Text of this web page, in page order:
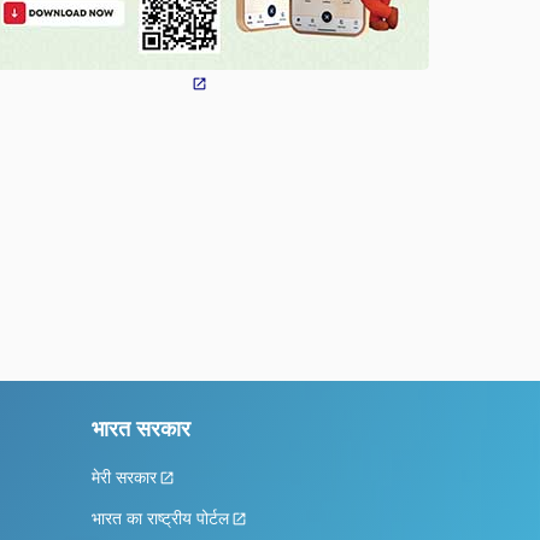
भारत सरकार
मेरी सरकार
भारत का राष्ट्रीय पोर्टल